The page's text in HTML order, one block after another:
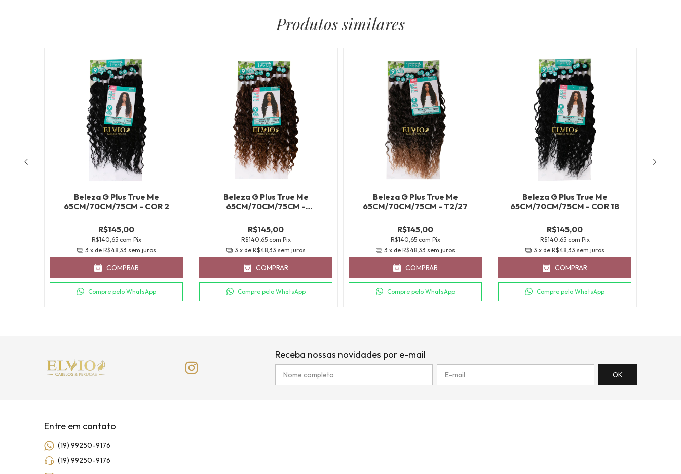
Produtos similares
Beleza G Plus True Me
65CM/70CM/75CM - COR 2
R$145,00
R$140,65 com Pix
3 x de R$48,33 sem juros
COMPRAR
Compre pelo WhatsApp
Beleza G Plus True Me
65CM/70CM/75CM -
R$145,00
R$140,65 com Pix
3 x de R$48,33 sem juros
COMPRAR
Compre pelo WhatsApp
Beleza G Plus True Me
65CM/70CM/75CM - T2/27
R$145,00
R$140,65 com Pix
3 x de R$48,33 sem juros
COMPRAR
Compre pelo WhatsApp
Beleza G Plus True Me
65CM/70CM/75CM - COR 1B
R$145,00
R$140,65 com Pix
3 x de R$48,33 sem juros
COMPRAR
Compre pelo WhatsApp
Receba nossas novidades por e-mail
Entre em contato
(19) 99250-9176
(19) 99250-9176